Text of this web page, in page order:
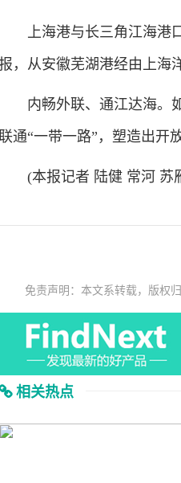
上海港与长三角江海港口
，从安徽芜湖港经由上海
内畅外联、通江达海。如
通“一带一路”，塑造出开
(本报记者 陆健 常河 苏
免责声明：本文系转载，版权
相关热点